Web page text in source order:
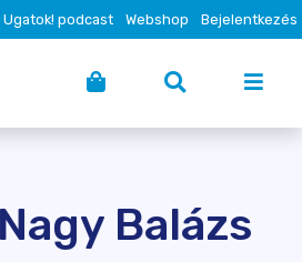
Ugatok! podcast Webshop Bejelentkezés
Balázs